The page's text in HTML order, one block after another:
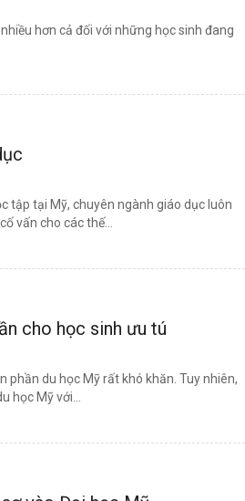
hơn cả đối với những học sinh đang
tập tại Mỹ, chuyên ngành giáo dục luôn
vấn cho các thế...
cho học sinh ưu tú
phần du học Mỹ rất khó khăn. Tuy nhiên,
học Mỹ với...